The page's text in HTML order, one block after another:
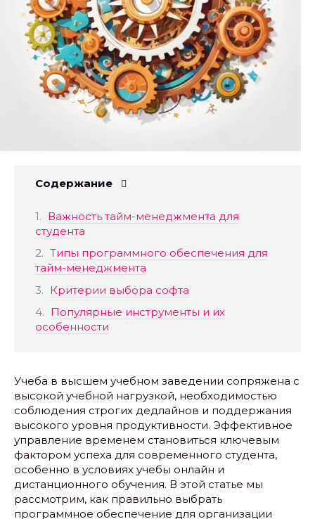
Содержание
Важность тайм-менеджмента для
студента
Типы программного обеспечения для
тайм-менеджмента
Критерии выбора софта
Популярные инструменты и их
особенности
Учеба в высшем учебном заведении сопряжена с
высокой учебной нагрузкой, необходимостью
соблюдения строгих дедлайнов и поддержания
высокого уровня продуктивности. Эффективное
управление временем становиться ключевым
фактором успеха для современного студента,
особенно в условиях учебы онлайн и
дистанционного обучения. В этой статье мы
рассмотрим, как правильно выбрать
программное обеспечение для организации